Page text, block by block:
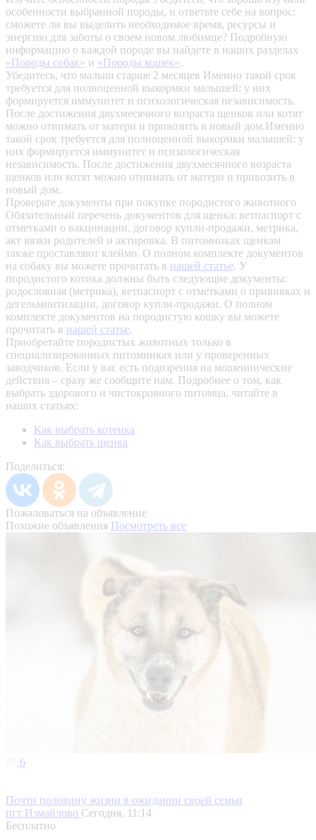
особенности выбранной породы, и ответьте себе на вопрос:
сможете ли вы выделить необходимое время, ресурсы и
энергию для заботы о своем новом любимце? Подробную
информацию о каждой породе вы найдете в наших разделах
«Породы собак» и «Породы кошек».
Убедитесь, что малыш старше 2 месяцев Именно такой срок
требуется для полноценной выкормки малышей: у них
формируется иммунитет и психологическая независимость.
После достижения двухмесячного возраста щенков или котят
можно отнимать от матери и привозить в новый дом.Именно
такой срок требуется для полноценной выкормки малышей: у
них формируется иммунитет и психологическая
независимость. После достижения двухмесячного возраста
щенков или котят можно отнимать от матери и привозить в
новый дом.
Проверьте документы при покупке породистого животного
Обязательный перечень документов для щенка: ветпаспорт с
отметками о вакцинации, договор купли-продажи, метрика,
акт вязки родителей и актировка. В питомниках щенкам
также проставляют клеймо. О полном комплекте документов
на собаку вы можете прочитать в нашей статье. У
породистого котика должны быть следующие документы:
родословная (метрика), ветпаспорт с отметками о прививках и
дегельминтизации, договор купли-продажи. О полном
комплекте документов на породистую кошку вы можете
прочитать в нашей статье.
Приобретайте породистых животных только в
специализированных питомниках или у проверенных
заводчиков. Если у вас есть подозрения на мошеннические
действия – сразу же сообщите нам. Подробнее о том, как
выбрать здорового и чистокровного питомца, читайте в
наших статьях:
Как выбрать котенка
Как выбрать щенка
Поделиться:
Пожаловаться на объявление
Похожие объявления Посмотреть все
6
Почти половину жизни в ожидании своей семьи
пгт Измайлово Сегодня, 11:14
Бесплатно